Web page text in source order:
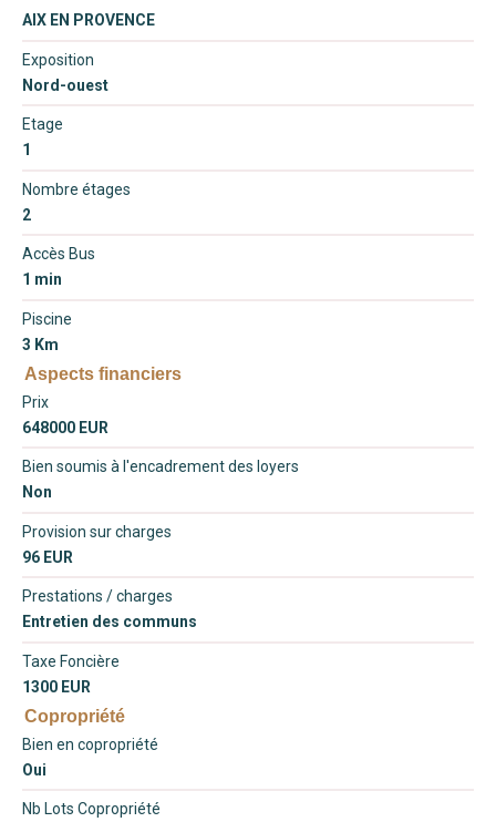
AIX EN PROVENCE
Exposition
Nord-ouest
Etage
1
Nombre étages
2
Accès Bus
1 min
Piscine
3 Km
Aspects financiers
Prix
648000 EUR
Bien soumis à l'encadrement des loyers
Non
Provision sur charges
96 EUR
Prestations / charges
Entretien des communs
Taxe Foncière
1300 EUR
Copropriété
Bien en copropriété
Oui
Nb Lots Copropriété